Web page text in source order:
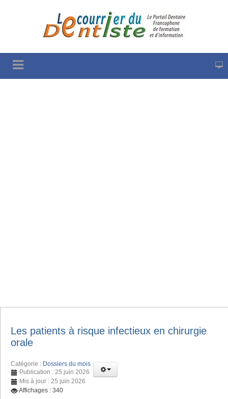
Les patients à risque infectieux en chirurgie
orale
Catégorie : Dossiers du mois
Publication : 25 juin 2026
Mis à jour : 25 juin 2026
Affichages : 340